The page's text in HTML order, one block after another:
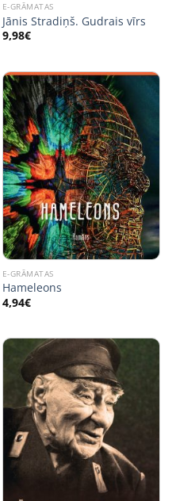
E-GRĀMATAS
Jānis Stradiņš. Gudrais vīrs
9,98€
E-GRĀMATAS
Hameleons
4,94€